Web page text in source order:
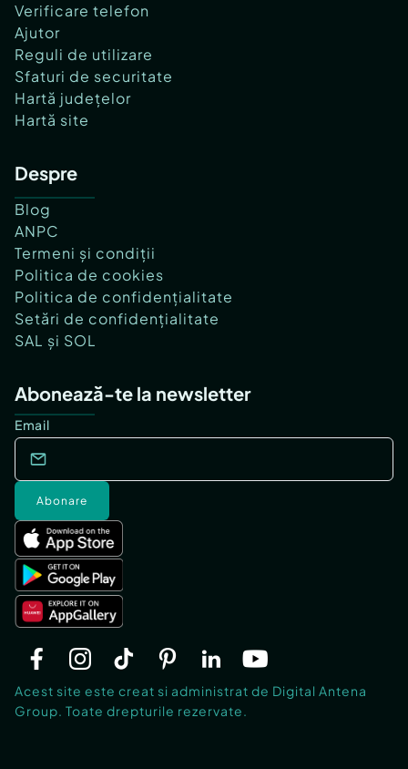
Verificare telefon
Ajutor
Reguli de utilizare
Sfaturi de securitate
Hartă județelor
Hartă site
Despre
Blog
ANPC
Termeni și condiții
Politica de cookies
Politica de confidențialitate
Setări de confidențialitate
SAL și SOL
Abonează-te la newsletter
Email
Abonare
Acest site este creat si administrat de Digital Antena
Group. Toate drepturile rezervate.